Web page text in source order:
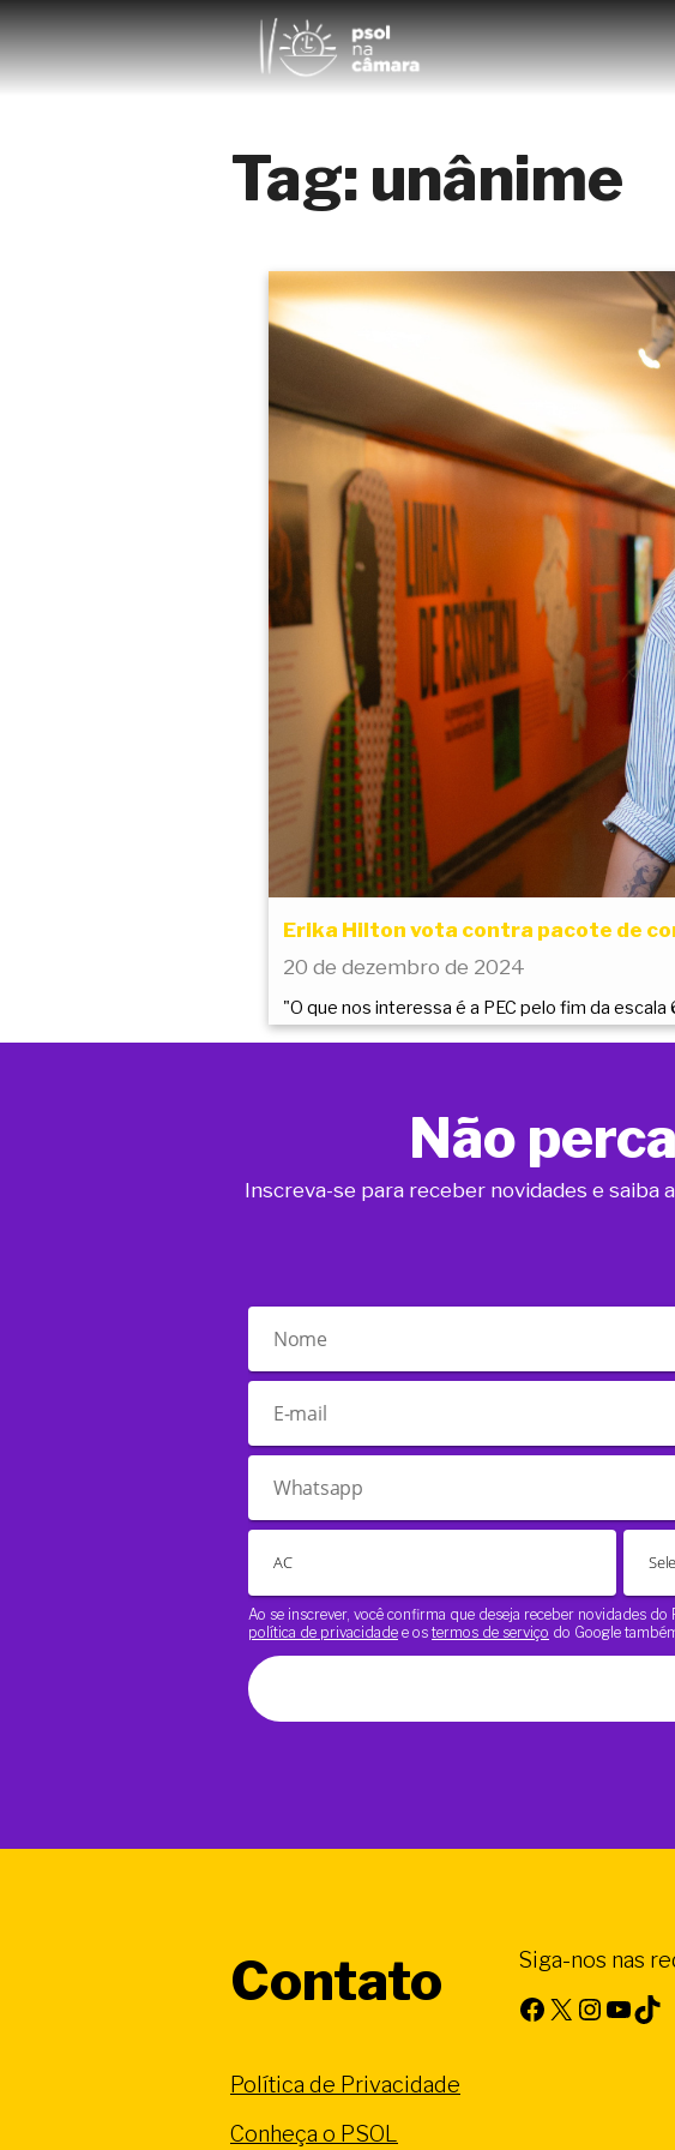
Tag: unânime
Erika Hilton vota contra pacote de
20 de dezembro de 2024
"O que nos interessa é a PEC pelo fim da
Não
Inscreva-se para receber novidades e saiba
Ao se inscrever, você confirma que deseja receber novidades do
política de privacidade e os termos de serviço do Google
Contato
Política de Privacidade
Conheça o PSOL
Siga-nos nas
Facebook X Instagram Youtube TikTok